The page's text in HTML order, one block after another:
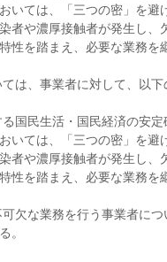
いては、「三つの密」を
者や濃厚接触者が発生し、
性を踏まえ、必要な業務を
は、事業者に対して、以
国民生活・国民経済の安
いては、「三つの密」を
者や濃厚接触者が発生し、
性を踏まえ、必要な業務を
欠な業務を行う事業者に
。